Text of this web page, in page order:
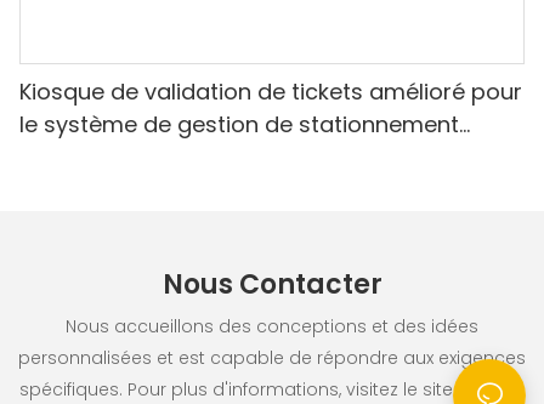
Kiosque de validation de tickets amélioré pour
le système de gestion de stationnement
Nous Contacter
Nous accueillons des conceptions et des idées
personnalisées et est capable de répondre aux exigences
spécifiques. Pour plus d'informations, visitez le site Web ou